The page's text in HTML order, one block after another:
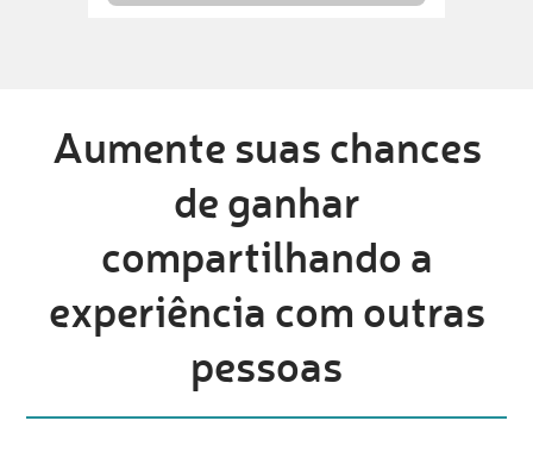
Aumente suas chances
de ganhar
compartilhando a
experiência com outras
pessoas